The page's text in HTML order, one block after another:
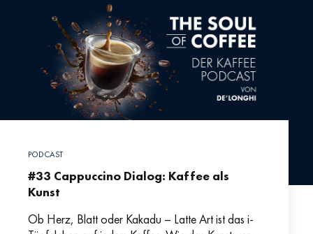
PODCAST
#33 Cappuccino Dialog: Kaffee als
Kunst
Ob Herz, Blatt oder Kakadu – Latte Art ist das i-